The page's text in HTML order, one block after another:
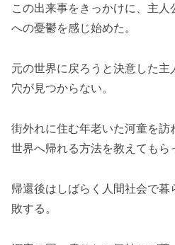
この出来事をきっかけに、主
への憂鬱を感じ始めた。
元の世界に戻ろうと決意した
穴が見つからない。
街外れに住む年老いた河童を
世界へ帰れる方法を教えてもら
帰還後はしばらく人間社会で
敗する。